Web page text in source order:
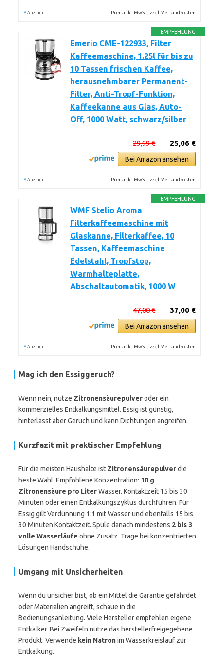
* Anzeige Preis inkl. MwSt., zzgl. Versandkosten
EMPFEHLUNG
Emerio CME-122933, Filter
Kaffeemaschine, 1.25l für bis zu
10 Tassen frischen Kaffee,
herausnehmbarer Permanent-
Filter, Anti-Tropf-Funktion,
Kaffeekanne aus Glas, Auto-
Off, 1000 Watt, schwarz/silber
25,06 €
29,99 €
Bei Amazon ansehen
* Anzeige Preis inkl. MwSt., zzgl. Versandkosten
EMPFEHLUNG
WMF Stelio Aroma
Filterkaffeemaschine mit
Glaskanne, Filterkaffee, 10
Tassen, Kaffeemaschine
Edelstahl, Tropfstop,
Warmhalteplatte,
Abschaltautomatik, 1000 W
37,00 €
47,00 €
Bei Amazon ansehen
* Anzeige Preis inkl. MwSt., zzgl. Versandkosten
Mag ich den Essiggeruch?
Wenn nein, nutze Zitronensäurepulveroder ein
kommerzielles Entkalkungsmittel. Essig ist günstig,
hinterlässt aber Geruch und kann Dichtungen angreifen.
Kurzfazit mit praktischer Empfehlung
Für die meisten Haushalte ist Zitronensäurepulverdie
beste Wahl. Empfohlene Konzentration: 10 g
Zitronensäure pro LiterWasser. Kontaktzeit 15 bis 30
Minuten oder einen Entkalkungszyklus durchführen. Für
Essig gilt Verdünnung 1:1 mit Wasser und ebenfalls 15 bis
30 Minuten Kontaktzeit. Spüle danach mindestens 2 bis 3
volle Wasserläufe ohne Zusatz. Trage bei konzentrierten
Lösungen Handschuhe.
Umgang mit Unsicherheiten
Wenn du unsicher bist, ob ein Mittel die Garantie gefährdet
oder Materialien angreift, schaue in die
Bedienungsanleitung. Viele Hersteller empfehlen eigene
Entkalker. Bei Zweifeln nutze das herstellerfreigegebene
Produkt. Verwende kein Natronim Wasserkreislauf zur
Entkalkung.